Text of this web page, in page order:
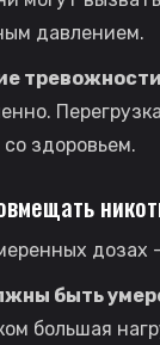
давлением.
здоровьем.
быть
большая